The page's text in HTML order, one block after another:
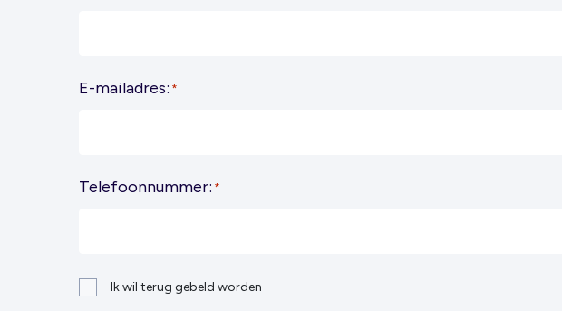
E-mailadres: *
Telefoonnummer: *
Ik wil terug gebeld worden